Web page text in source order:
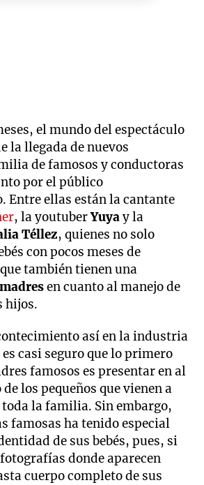
el mundo del espectáculo
la llegada de nuevos
de famosos y conductoras
por el público
Entre ellas están la cantante
, la youtuberYuyay la
Téllez, quienes no solo
con pocos meses de
también tienen una
en cuanto al manejo de
hijos.
así en la industria
casi seguro que lo primero
famosos es presentar en al
los pequeños que vienen a
la familia. Sin embargo,
famosas ha tenido especial
de sus bebés, pues, si
donde aparecen
cuerpo completo de sus